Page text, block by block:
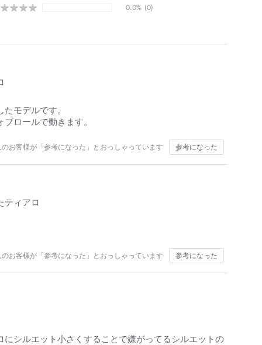
★★★★
★★★★ 0.0% (0)
モデルです。
ロールで動きます。
のお客様が「参考になった」とおっしゃっています 参考になった
ティアロ
のお客様が「参考になった」とおっしゃっています 参考になった
にシルエット小さくすることで嫌がってるシルエットの